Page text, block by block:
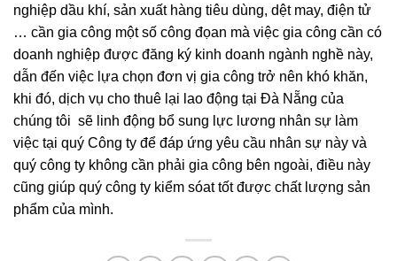
nghiệp dầu khí, sản xuất hàng tiêu dùng, dệt may, điện tử
… cần gia công một số công đọan mà việc gia công cần có
doanh nghiệp được đăng ký kinh doanh ngành nghề này,
dẫn đến việc lựa chọn đơn vị gia công trở nên khó khăn,
khi đó, dịch vụ cho thuê lại lao động tại Đà Nẵng của
chúng tôi sẽ linh động bổ sung lực lương nhân sự làm
việc tại quý Công ty để đáp ứng yêu cầu nhân sự này và
quý công ty không cần phải gia công bên ngoài, điều này
cũng giúp quý công ty kiểm sóat tốt được chất lượng sản
phẩm của mình.